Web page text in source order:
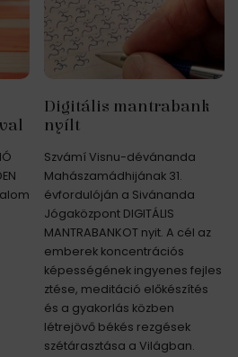
Digitális mantrabank
nyílt
Szvámí Visnu-dévánanda
Mahászamádhijának 31.
évfordulóján a Sivánanda
Jógaközpont DIGITÁLIS
MANTRABANKOT nyit. A cél az
emberek koncentrációs
képességének ingyenes fejles
ztése, meditáció előkészítés
és a gyakorlás közben
létrejövő békés rezgések
szétárasztása a Világban.